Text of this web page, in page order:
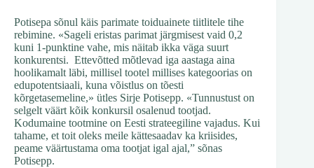
Potisepa sõnul käis parimate toiduainete tiitlitele tihe
rebimine. «Sageli eristas parimat järgmisest vaid 0,2
kuni 1-punktine vahe, mis näitab ikka väga suurt
konkurentsi. Ettevõtted mõtlevad iga aastaga aina
hoolikamalt läbi, millisel tootel millises kategoorias on
edupotentsiaali, kuna võistlus on tõesti
kõrgetasemeline,» ütles Sirje Potisepp. «Tunnustust on
selgelt väärt kõik konkursil osalenud tootjad.
Kodumaine tootmine on Eesti strateegiline vajadus. Kui
tahame, et toit oleks meile kättesaadav ka kriisides,
peame väärtustama oma tootjat igal ajal,” sõnas
Potisepp.